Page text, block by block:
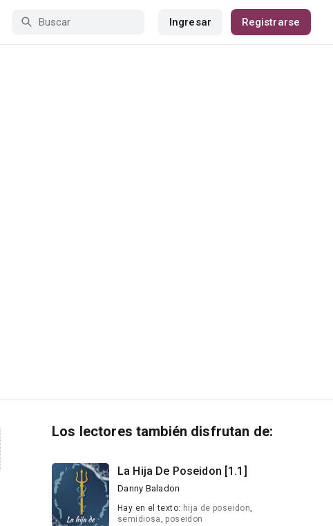
Ingresar Registrarse
Los lectores también disfrutan de:
La Hija De Poseidon [1.1]
Danny Baladon
Hay en el texto: hija de poseidon,
semidiosa, poseidon